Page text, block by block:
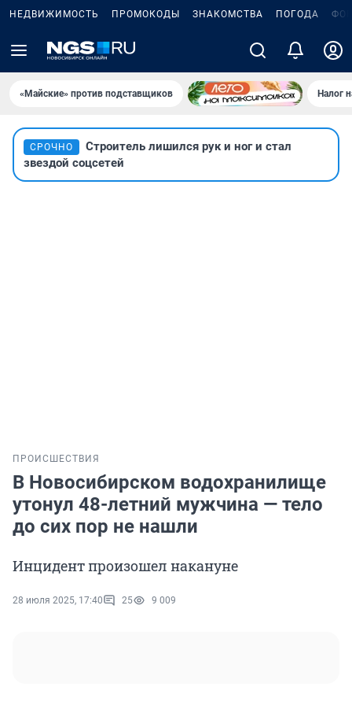
НЕДВИЖИМОСТЬ ПРОМОКОДЫ ЗНАКОМСТВА ПОГОДА
«Майские» против подставщиков Налог
СРОЧНО
Строитель лишился рук и ног и стал
звездой соцсетей
ПРОИСШЕСТВИЯ
В Новосибирском водохранилище
утонул 48-летний мужчина — тело
до сих пор не нашли
Инцидент произошел накануне
28 июля 2025, 17:40 25 9 009